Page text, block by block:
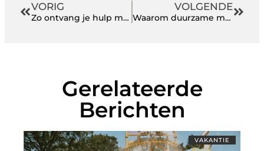
VORIG
Zo ontvang je hulp met je nieuwe huis!
VOLGENDE
Waarom duurzame mode duurder is
Gerelateerde
Berichten
VAKANTIE